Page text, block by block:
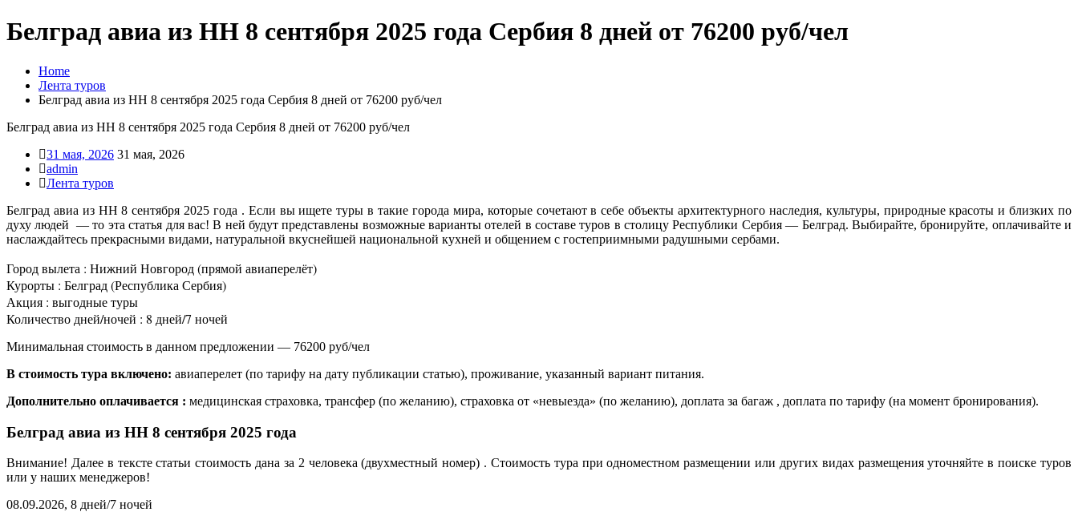
Белград авиа из НН 8 сентября 2025 года Сербия 8 дней от 76200 руб/чел
Home
Лента туров
Белград авиа из НН 8 сентября 2025 года Сербия 8 дней от 76200 руб/чел
Белград авиа из НН 8 сентября 2025 года Сербия 8 дней от 76200 руб/чел
31 мая, 2026 31 мая, 2026
admin
Лента туров
Белград авиа из НН 8 сентября 2025 года . Если вы ищете туры в такие города мира, которые сочетают в себе объекты архитектурного наследия, культуры, природные красоты и близких по
духу людей — то эта статья для вас! В ней будут представлены возможные варианты отелей в составе туров в столицу Республики Сербия — Белград. Выбирайте, бронируйте, оплачивайте и
наслаждайтесь прекрасными видами, натуральной вкуснейшей национальной кухней и общением с гостеприимными радушными сербами.
Город вылета : Нижний Новгород (прямой авиаперелёт)
Курорты : Белград (Республика Сербия)
Акция : выгодные туры
Количество дней/ночей : 8 дней/7 ночей
Минимальная стоимость в данном предложении — 76200 руб/чел
В стоимость тура включено: авиаперелет (по тарифу на дату публикации статью), проживание, указанный вариант питания.
Дополнительно оплачивается : медицинская страховка, трансфер (по желанию), страховка от «невыезда» (по желанию), доплата за багаж , доплата по тарифу (на момент бронирования).
Белград авиа из НН 8 сентября 2025 года
Внимание! Далее в тексте статьи стоимость дана за 2 человека (двухместный номер) . Стоимость тура при одноместном размещении или других видах размещения уточняйте в поиске туров
или у наших менеджеров!
08.09.2026, 8 дней/7 ночей